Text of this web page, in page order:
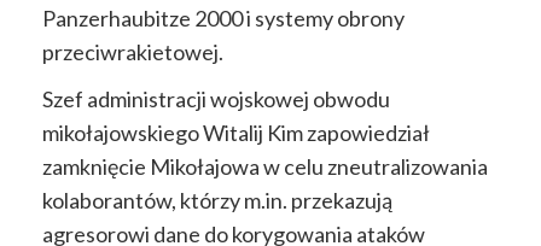
Panzerhaubitze 2000 i systemy obrony
przeciwrakietowej.
Szef administracji wojskowej obwodu
mikołajowskiego Witalij Kim zapowiedział
zamknięcie Mikołajowa w celu zneutralizowania
kolaborantów, którzy m.in. przekazują
agresorowi dane do korygowania ataków